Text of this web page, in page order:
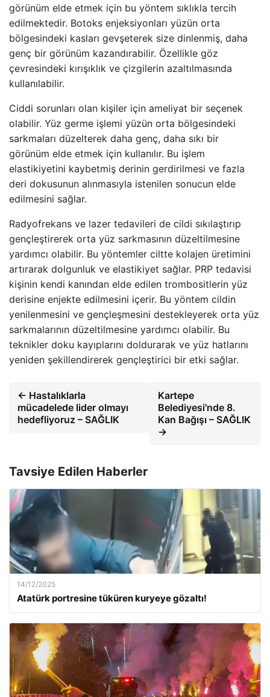
görünüm elde etmek için bu yöntem sıklıkla tercih
edilmektedir. Botoks enjeksiyonları yüzün orta
bölgesindeki kasları gevşeterek size dinlenmiş, daha
genç bir görünüm kazandırabilir. Özellikle göz
çevresindeki kırışıklık ve çizgilerin azaltılmasında
kullanılabilir.
Ciddi sorunları olan kişiler için ameliyat bir seçenek
olabilir. Yüz germe işlemi yüzün orta bölgesindeki
sarkmaları düzelterek daha genç, daha sıkı bir
görünüm elde etmek için kullanılır. Bu işlem
elastikiyetini kaybetmiş derinin gerdirilmesi ve fazla
deri dokusunun alınmasıyla istenilen sonucun elde
edilmesini sağlar.
Radyofrekans ve lazer tedavileri de cildi sıkılaştırıp
gençleştirerek orta yüz sarkmasının düzeltilmesine
yardımcı olabilir. Bu yöntemler ciltte kolajen üretimini
artırarak dolgunluk ve elastikiyet sağlar. PRP tedavisi
kişinin kendi kanından elde edilen trombositlerin yüz
derisine enjekte edilmesini içerir. Bu yöntem cildin
yenilenmesini ve gençleşmesini destekleyerek orta yüz
sarkmalarının düzeltilmesine yardımcı olabilir. Bu
teknikler doku kayıplarını doldurarak ve yüz hatlarını
yeniden şekillendirerek gençleştirici bir etki sağlar.
← Hastalıklarla
mücadelede lider olmayı
hedefliyoruz – SAĞLIK
Kartepe
Belediyesi'nde 8.
Kan Bağışı – SAĞLIK
→
Tavsiye Edilen Haberler
14/12/2025
Atatürk portresine tüküren kuryeye gözaltı!